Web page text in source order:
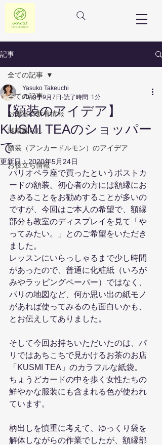
アンドモチーフ
記事
全ての記事
お教室の新着情報
湘南暮らし
額装（アンカードルモン）のアイデア
お役立ち情報
全ての記事
【額装のアイデア】
KUSMI TEAのショッパー
で
Yasuko Takeuchi
2019年9月7日 読了時間: 1分
更新日：2020年5月24日
パリオペラ座で買ったというポストカ
ードの額装。初心者の方には額縁にお
さめることをお勧めすることが多いの
ですが、今回はご本人の希望で、額縁
部分も教室のディスプレイを見て「や
ってみたい。」とのご希望をいただき
ました。
レッスンにいらっしゃるまで少し時間
があったので、普通に化粧紙（いろが
みやラッピングペーパー）ではなく、
パリの地図など、何か思い出の紙モノ
があれば使ってみるのも面白いかも、
とお伝えしてありました。
そして今回お持ちいただいたのは、パ
リではあちこちで見かけるお茶のお店
「KUSMI TEA」のカラフルな紙袋。
ちょうどカードの中を歩く女性たちの
鮮やかな服装にも含まれる色が使われ
ています。
柄出しを慎重に考えて、ゆっくり袋を
解体しながらの作業でしたが、額縁部